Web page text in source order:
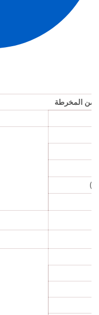
من المخرطة